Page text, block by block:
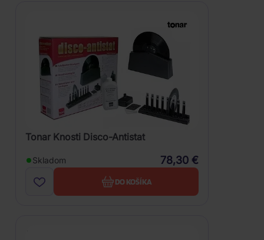
Tonar Knosti Disco-Antistat
Skladom 78,30 €
DO KOŠÍKA